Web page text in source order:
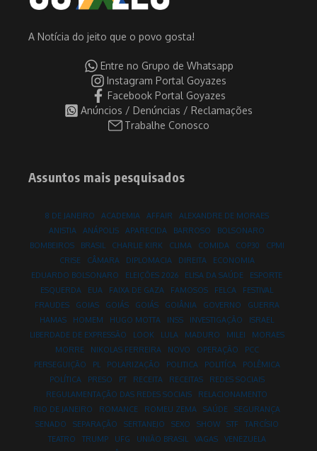
A Notícia do jeito que o povo gosta!
Entre no Grupo de Whatsapp
Instagram Portal Goyazes
Facebook Portal Goyazes
Anúncios / Denúncias / Reclamações
Trabalhe Conosco
Assuntos mais pesquisados
8 DE JANEIRO ACADEMIA AFFAIR
ALEXANDRE DE MORAES
ANISTIA
ANÁPOLIS APARECIDA BARROSO
BOLSONARO
BOMBEIROS
BRASIL CHARLIE KIRK CLIMA COMIDA COP30
CPMI
CRISE
CÂMARA DIPLOMACIA DIREITA
ECONOMIA
EDUARDO BOLSONARO
ELEIÇÕES 2026 ELISA DA SAÚDE
ESPORTE
ESQUERDA
EUA FAIXA DE GAZA FAMOSOS FELCA
FESTIVAL
FRAUDES
GOIAS GOIÁS GOIÁS GOIÂNIA GOVERNO
GUERRA
HAMAS
HOMEM HUGO MOTTA INSS INVESTIGAÇÃO
ISRAEL
LIBERDADE DE EXPRESSÃO
LOOK LULA MADURO MILEI
MORAES
MORRE
NIKOLAS FERREIRA NOVO OPERAÇÃO
PCC
PERSEGUIÇÃO
PL POLARIZAÇÃO POLITICA POLITÍCA
POLÊMICA
POLÍTICA
PRESO PT RECEITA RECEITAS
REDES SOCIAIS
REGULAMENTAÇÃO DAS REDES SOCIAIS
RELACIONAMENTO
RIO DE JANEIRO
ROMANCE ROMEU ZEMA SAÚDE
SEGURANÇA
SENADO
SEPARAÇÃO SERTANEJO SEXO SHOW STF
TARCÍSIO
TEATRO
TRUMP UFG UNIÃO BRASIL VAGAS
VENEZUELA